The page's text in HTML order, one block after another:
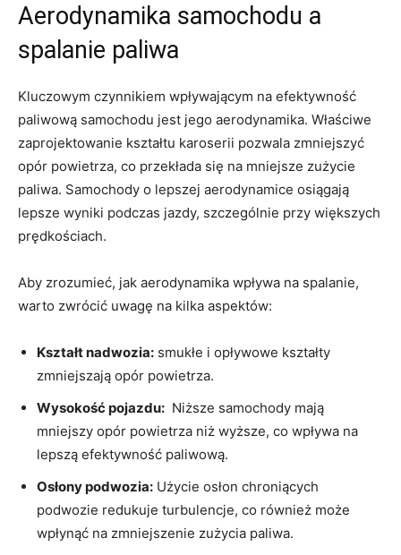
Aerodynamika‍ samochodu‌ a
spalanie ‌paliwa
Kluczowym czynnikiem wpływającym na‌ efektywność
paliwową samochodu jest jego aerodynamika. ⁤Właściwe
zaprojektowanie kształtu karoserii pozwala zmniejszyć
opór powietrza,‌ co przekłada ⁤się na mniejsze zużycie
paliwa. Samochody o‍ lepszej aerodynamice osiągają
lepsze wyniki‌ podczas ⁢jazdy, szczególnie przy większych
prędkościach.
Aby ⁤zrozumieć,⁢ jak aerodynamika ​wpływa na⁢ spalanie,
warto zwrócić uwagę na kilka aspektów:
Kształt nadwozia: smukłe i ‌opływowe kształty
zmniejszają opór powietrza.
Wysokość pojazdu: ⁤ Niższe samochody mają
mniejszy ⁣opór powietrza niż wyższe, co wpływa⁣ na
lepszą efektywność paliwową.
Osłony ​podwozia: Użycie osłon chroniących⁢
podwozie⁢ redukuje turbulencje, co również może
wpłynąć na zmniejszenie zużycia paliwa.